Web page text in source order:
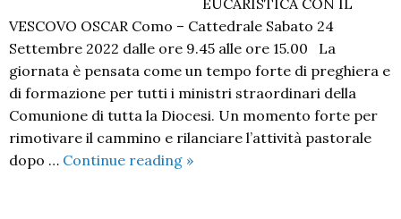
EUCARISTICA CON IL
VESCOVO OSCAR Como – Cattedrale Sabato 24
Settembre 2022 dalle ore 9.45 alle ore 15.00 La
giornata è pensata come un tempo forte di preghiera e
di formazione per tutti i ministri straordinari della
Comunione di tutta la Diocesi. Un momento forte per
rimotivare il cammino e rilanciare l’attività pastorale
dopo … Continue reading Incontro
»